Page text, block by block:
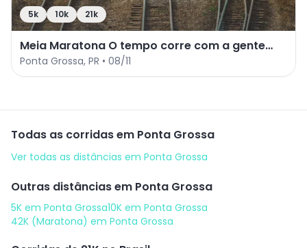
5k 10k 21k
Meia Maratona O tempo corre com a gente
Unimed Ponta Grossa 2026
Ponta Grossa, PR • 08/11
Todas as corridas em Ponta Grossa
Ver todas as distâncias em Ponta Grossa
Outras distâncias em Ponta Grossa
5K em Ponta Grossa10K em Ponta Grossa
42K (Maratona) em Ponta Grossa